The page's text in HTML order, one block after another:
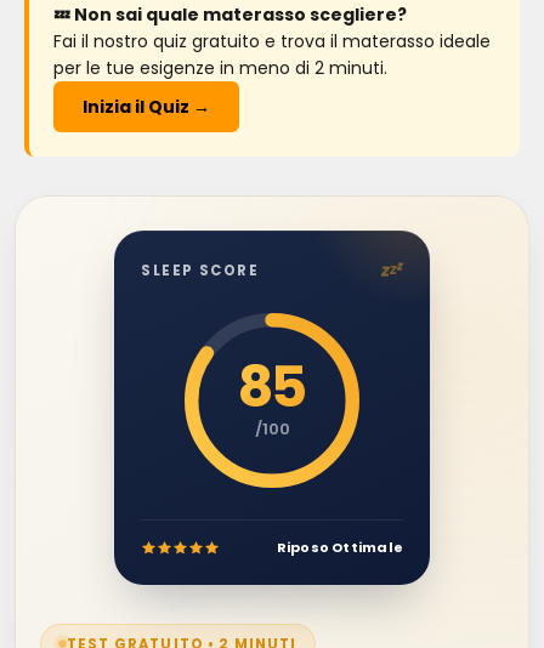
💤 Non sai quale materasso scegliere?
Fai il nostro quiz gratuito e trova il materasso ideale
per le tue esigenze in meno di 2 minuti.
Inizia il Quiz →
TEST GRATUITO • 2 MINUTI
SLEEP SCORE zzz
85
/100
Riposo Ottimale